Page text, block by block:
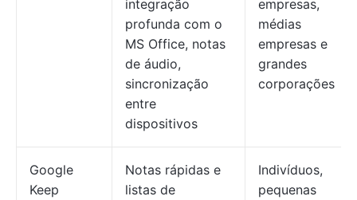
integração
profunda com o
MS Office, notas
de áudio,
sincronização
entre
dispositivos
empresas,
médias
empresas e
grandes
corporações
Google
Keep
Notas rápidas e
listas de
Indivíduos,
pequenas